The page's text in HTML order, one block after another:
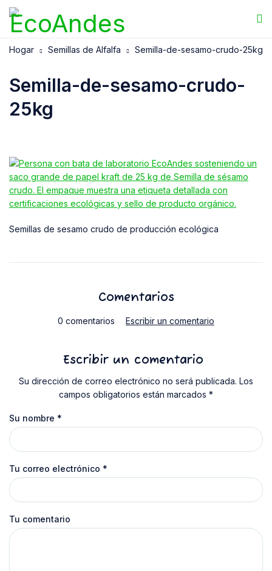
Hogar Semillas de Alfalfa Semilla-de-sesamo-crudo-25kg
Semilla-de-sesamo-crudo-
25kg
Semillas de sesamo crudo de producción ecológica
Comentarios
0 comentarios Escribir un comentario
Escribir un comentario
Su dirección de correo electrónico no será publicada. Los
campos obligatorios están marcados *
Su nombre *
Tu correo electrónico *
Tu comentario